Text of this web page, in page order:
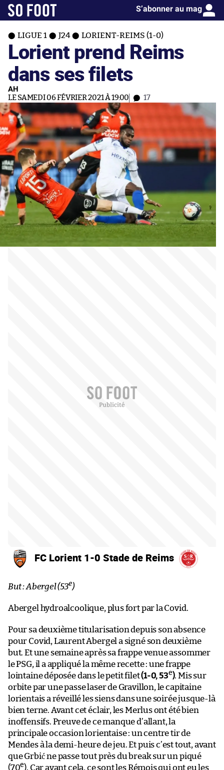
S’abonner au mag
LIGUE 1 J24 LORIENT-REIMS (1-0)
Lorient prend Reims
dans ses filets
AH
LE SAMEDI 06 FÉVRIER 2021 À 19:00 17
FC Lorient 1-0 Stade de Reims
But : Abergel (53e)
Abergel hydroalcoolique, plus fort par la Covid.
Pour sa deuxième titularisation depuis son absence
pour Covid, Laurent Abergel a signé son deuxième
but. Et une semaine après sa frappe venue assommer
le PSG, il a appliqué la même recette : une frappe
lointaine déposée dans le petit filet(1-0, 53e). Mis sur
orbite par une passe laser de Gravillon, le capitaine
lorientais a réveillé les siens dans une soirée jusque-là
bien terne. Avant cet éclair, les Merlus ont été bien
inoffensifs. Preuve de ce manque d’allant, la
principale occasion lorientaise : un centre tir de
Mendes à la demi-heure de jeu. Et puis c’est tout, avant
que Grbić ne passe tout près du break sur un piqué
(70e). Car avant cela, ce sont les Rémois qui ont eu les